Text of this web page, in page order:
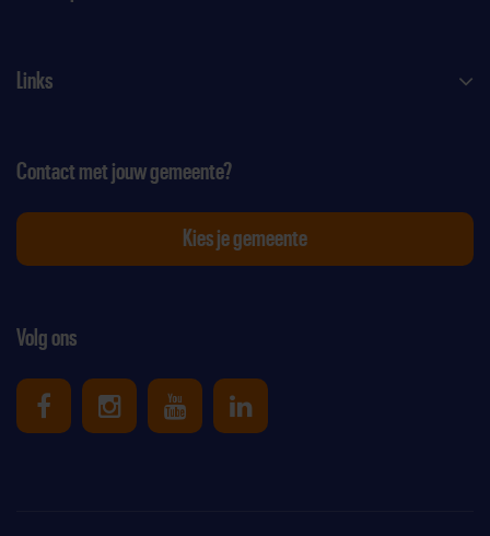
Links
Volg ons
Uniek Sporten op Facebook
Uniek Sporten op Instagram
Uniek Sporten op Youtube
Uniek Sporten op
Contact met jouw gemeente?
Kies je gemeente